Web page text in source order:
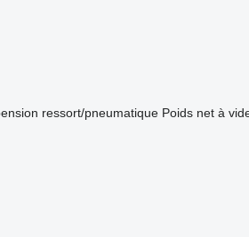
ressort/pneumatique Poids net à